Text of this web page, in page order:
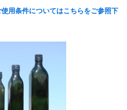
用条件についてはこちらをご参照下